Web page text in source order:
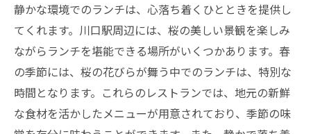
静かな環境でのランチは、心落ち着くひとときを提供し
てくれます。川口駅周辺には、桜の美しい景観を楽しみ
ながらランチを堪能できる場所がいくつかあります。春
の季節には、桜の花びらが舞う中でのランチは、特別な
時間となります。これらのレストランでは、地元の新鮮
な食材を活かしたメニューが用意されており、季節の味